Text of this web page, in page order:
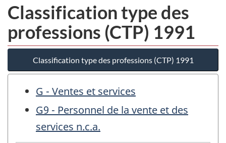
Classification type des
professions (CTP) 1991
Classification type des professions (CTP) 1991
G - Ventes et services
G9 - Personnel de la vente et des
services n.c.a.